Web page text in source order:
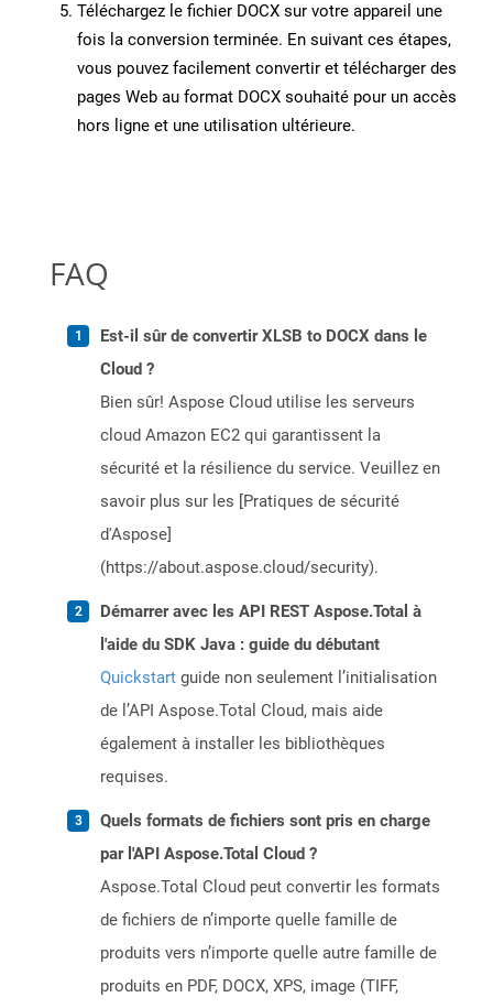
Téléchargez le fichier DOCX sur votre appareil une
fois la conversion terminée. En suivant ces étapes,
vous pouvez facilement convertir et télécharger des
pages Web au format DOCX souhaité pour un accès
hors ligne et une utilisation ultérieure.
FAQ
Est-il sûr de convertir XLSB to DOCX dans le
Cloud ?
Bien sûr! Aspose Cloud utilise les serveurs
cloud Amazon EC2 qui garantissent la
sécurité et la résilience du service. Veuillez en
savoir plus sur les [Pratiques de sécurité
d'Aspose]
(https://about.aspose.cloud/security).
Démarrer avec les API REST Aspose.Total à
l'aide du SDK Java : guide du débutant
Quickstart guide non seulement l’initialisation
de l’API Aspose.Total Cloud, mais aide
également à installer les bibliothèques
requises.
Quels formats de fichiers sont pris en charge
par l'API Aspose.Total Cloud ?
Aspose.Total Cloud peut convertir les formats
de fichiers de n’importe quelle famille de
produits vers n’importe quelle autre famille de
produits en PDF, DOCX, XPS, image (TIFF,